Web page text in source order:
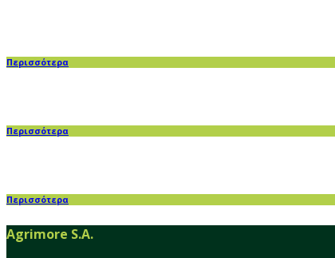
Περισσότερα
Περισσότερα
Περισσότερα
Agrimore S.A.